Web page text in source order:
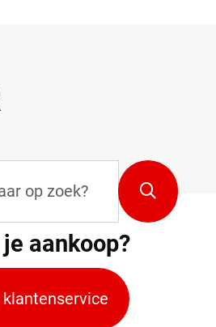
Zoeken
aankoop?
klantenservice